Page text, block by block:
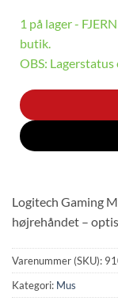
1 på lager -
butik.
OBS:
Logitech Gaming
højrehåndet –
Varenummer (SKU):
Kategori: Mus